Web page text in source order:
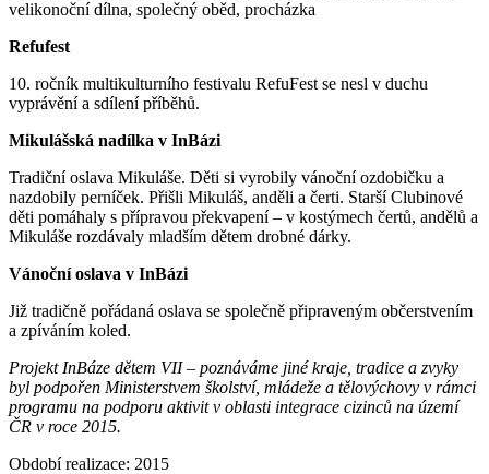
velikonoční dílna, společný oběd, procházka
Refufest
10. ročník multikulturního festivalu RefuFest se nesl v duchu
vyprávění a sdílení příběhů.
Mikulášská nadílka v InBázi
Tradiční oslava Mikuláše. Děti si vyrobily vánoční ozdobičku a
nazdobily perníček. Přišli Mikuláš, anděli a čerti. Starší Clubinové
děti pomáhaly s přípravou překvapení – v kostýmech čertů, andělů a
Mikuláše rozdávaly mladším dětem drobné dárky.
Vánoční oslava v InBázi
Již tradičně pořádaná oslava se společně připraveným občerstvením
a zpíváním koled.
Projekt InBáze dětem VII – poznáváme jiné kraje, tradice a zvyky
byl podpořen Ministerstvem školství, mládeže a tělovýchovy v rámci
programu na podporu aktivit v oblasti integrace cizinců na území
ČR v roce 2015.
Období realizace: 2015